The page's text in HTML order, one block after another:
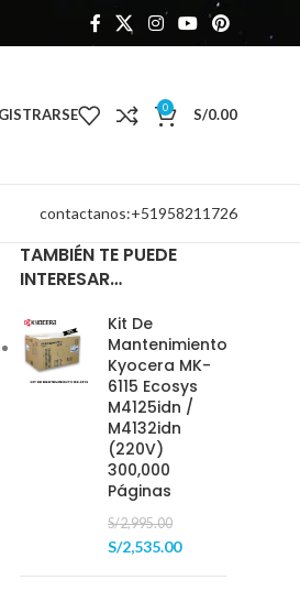
0 S/0.00
contactanos:+51958211726
TAMBIÉN TE PUEDE
INTERESAR…
Kit De
Mantenimiento
Kyocera MK-
6115 Ecosys
M4125idn /
M4132idn
(220V)
300,000
Páginas
S/2,995.00
S/2,535.00